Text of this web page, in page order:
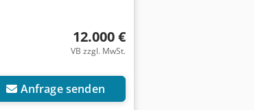
12.000 €
VB zzgl. MwSt.
Anfrage senden